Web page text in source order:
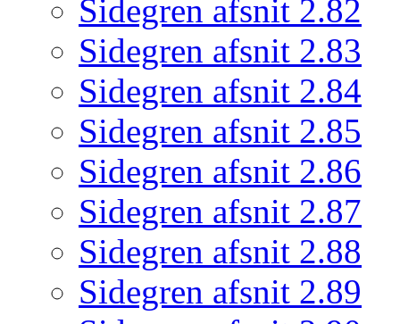
Sidegren afsnit 2.82
Sidegren afsnit 2.83
Sidegren afsnit 2.84
Sidegren afsnit 2.85
Sidegren afsnit 2.86
Sidegren afsnit 2.87
Sidegren afsnit 2.88
Sidegren afsnit 2.89